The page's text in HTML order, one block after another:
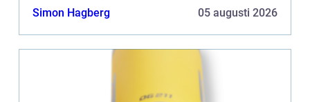
studier som visar p&arin...
Simon Hagberg 05 augusti 2026